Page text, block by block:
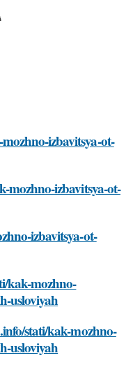
izbavitsya-ot-
mozhno-izbavitsya-ot-
izbavitsya-ot-
kak-mozhno-
usloviyah
stati/kak-mozhno-
usloviyah